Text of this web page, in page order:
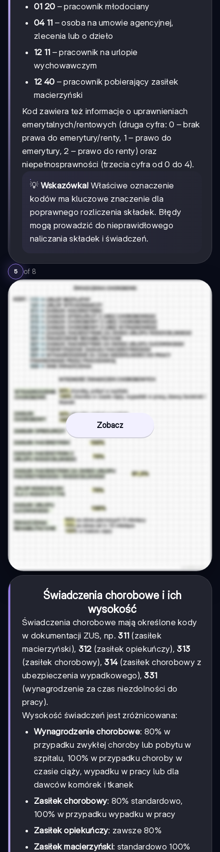
01 20 – pracownik młodociany
04 11 – osoba na umowie agencyjnej,
zlecenia lub o dzieło
12 11 – pracownik na urlopie
wychowawczym
12 40 – pracownik pobierający zasiłek
macierzyński
Kod zawiera też informacje o uprawnieniach
emerytalnych/rentowych (druga cyfra: 0 – brak
prawa do emerytury/renty, 1 – prawo do
emerytury, 2 – prawo do renty) oraz
niepełnosprawności (trzecia cyfra od 0 do 4).
💡 Wskazówka! Właściwe oznaczenie
kodów ma kluczowe znaczenie dla
poprawnego rozliczenia składek. Błędy
mogą prowadzić do nieprawidłowego
naliczania składek i świadczeń.
5 of 8
Zobacz
Świadczenia chorobowe i ich
wysokość
Świadczenia chorobowe mają określone kody
w dokumentacji ZUS, np.311 (zasiłek
macierzyński), 312 (zasiłek opiekuńczy),313
(zasiłek chorobowy),314(zasiłek chorobowy z
ubezpieczenia wypadkowego),331
(wynagrodzenie za czas niezdolności do
pracy).
Wysokość świadczeń jest zróżnicowana:
Wynagrodzenie chorobowe: 80% w
przypadku zwykłej choroby lub pobytu w
szpitalu, 100% w przypadku choroby w
czasie ciąży, wypadku w pracy lub dla
dawców komórek i tkanek
Zasiłek chorobowy: 80% standardowo,
100% w przypadku wypadku w pracy
Zasiłek opiekuńczy: zawsze 80%
Zasiłek macierzyński: standardowo 100%